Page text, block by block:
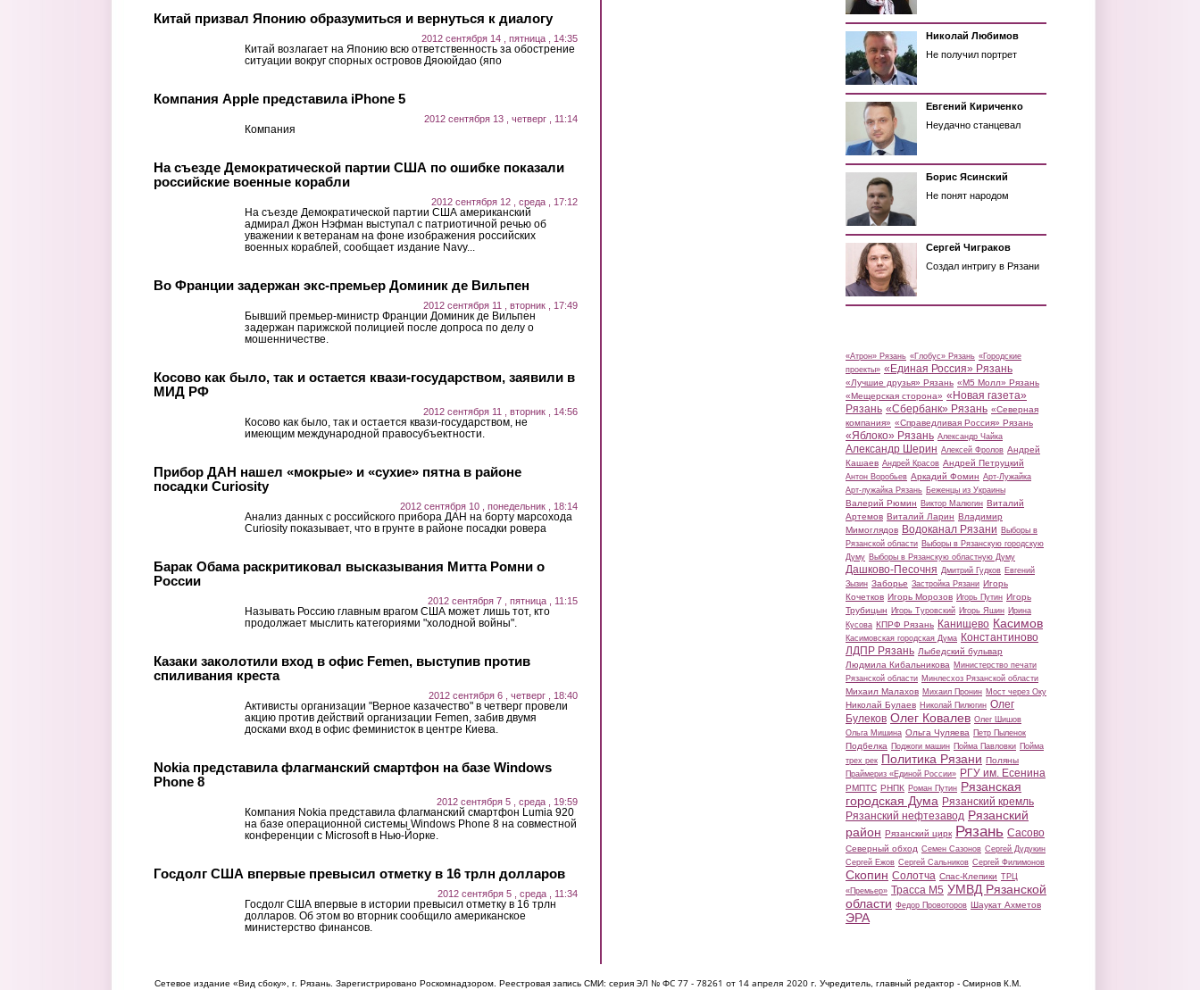
Китай призвал Японию образумиться и вернуться к диалогу
2012 сентября 14 , пятница , 14:35
Китай возлагает на Японию всю ответственность за обострение
ситуации вокруг спорных островов Дяоюйдао (япо
Компания Apple представила iPhone 5
2012 сентября 13 , четверг , 11:14
Компания
На съезде Демократической партии США по ошибке показали
российские военные корабли
2012 сентября 12 , среда , 17:12
На съезде Демократической партии США американский
адмирал Джон Нэфман выступал с патриотичной речью об
уважении к ветеранам на фоне изображения российских
военных кораблей, сообщает издание Navy...
Во Франции задержан экс-премьер Доминик де Вильпен
2012 сентября 11 , вторник , 17:49
Бывший премьер-министр Франции Доминик де Вильпен
задержан парижской полицией после допроса по делу о
мошенничестве.
Косово как было, так и остается квази-государством, заявили в
МИД РФ
2012 сентября 11 , вторник , 14:56
Косово как было, так и остается квази-государством, не
имеющим международной правосубъектности.
Прибор ДАН нашел «мокрые» и «сухие» пятна в районе
посадки Curiosity
2012 сентября 10 , понедельник , 18:14
Анализ данных с российского прибора ДАН на борту марсохода
Curiosity показывает, что в грунте в районе посадки ровера
Барак Обама раскритиковал высказывания Митта Ромни о
России
2012 сентября 7 , пятница , 11:15
Называть Россию главным врагом США может лишь тот, кто
продолжает мыслить категориями "холодной войны".
Казаки заколотили вход в офис Femen, выступив против
спиливания креста
2012 сентября 6 , четверг , 18:40
Активисты организации "Верное казачество" в четверг провели
акцию против действий организации Femen, забив двумя
досками вход в офис феминисток в центре Киева.
Nokia представила флагманский смартфон на базе Windows
Phone 8
2012 сентября 5 , среда , 19:59
Компания Nokia представила флагманский смартфон Lumia 920
на базе операционной системы Windows Phone 8 на совместной
конференции с Microsoft в Нью-Йорке.
Госдолг США впервые превысил отметку в 16 трлн долларов
2012 сентября 5 , среда , 11:34
Госдолг США впервые в истории превысил отметку в 16 трлн
долларов. Об этом во вторник сообщило американское
министерство финансов.
Николай Любимов
Не получил портрет
Евгений Кириченко
Неудачно станцевал
Борис Ясинский
Не понят народом
Сергей Чиграков
Создал интригу в Рязани
«Атрон» Рязань «Глобус» Рязань «Городские
проекты» «Единая Россия» Рязань
«Лучшие друзья» Рязань «М5 Молл» Рязань
«Мещерская сторона» «Новая газета»
Рязань «Сбербанк» Рязань «Северная
компания» «Справедливая Россия» Рязань
«Яблоко» Рязань Александр Чайка
Александр Шерин Алексей Фролов Андрей
Кашаев Андрей Красов Андрей Петруцкий
Антон Воробьев Аркадий Фомин Арт-Лужайка
Арт-лужайка Рязань Беженцы из Украины
Валерий Рюмин Виктор Малюгин Виталий
Артемов Виталий Ларин Владимир
Мимоглядов Водоканал Рязани Выборы в
Рязанской области Выборы в Рязанскую городскую
Думу Выборы в Рязанскую областную Думу
Дашково-Песочня Дмитрий Гудков Евгений
Зызин Заборье Застройка Рязани Игорь
Кочетков Игорь Морозов Игорь Путин Игорь
Трубицын Игорь Туровский Игорь Яшин Ирина
Кусова КПРФ Рязань Канищево Касимов
Касимовская городская Дума Константиново
ЛДПР Рязань Лыбедский бульвар
Людмила Кибальникова Министерство печати
Рязанской области Минлесхоз Рязанской области
Михаил Малахов Михаил Пронин Мост через Оку
Николай Булаев Николай Пилюгин Олег
Булеков Олег Ковалев Олег Шишов
Ольга Мишина Ольга Чуляева Петр Пыленок
Подбелка Поджоги машин Пойма Павловки Пойма
трех рек Политика Рязани Поляны
Праймериз «Единой России» РГУ им. Есенина
РМПТС РНПК Роман Путин Рязанская
городская Дума Рязанский кремль
Рязанский нефтезавод Рязанский
район Рязанский цирк Рязань Сасово
Северный обход Семен Сазонов Сергей Дудукин
Сергей Ежов Сергей Сальников Сергей Филимонов
Скопин Солотча Спас-Клепики ТРЦ
«Премьер» Трасса М5 УМВД Рязанской
области Федор Провоторов Шаукат Ахметов
ЭРА
Сетевое издание «Вид сбоку», г. Рязань. Зарегистрировано Роскомнадзором. Реестровая запись СМИ: серия ЭЛ № ФС 77 - 78261 от 14 апреля 2020 г. Учредитель, главный редактор - Смирнов К.М.